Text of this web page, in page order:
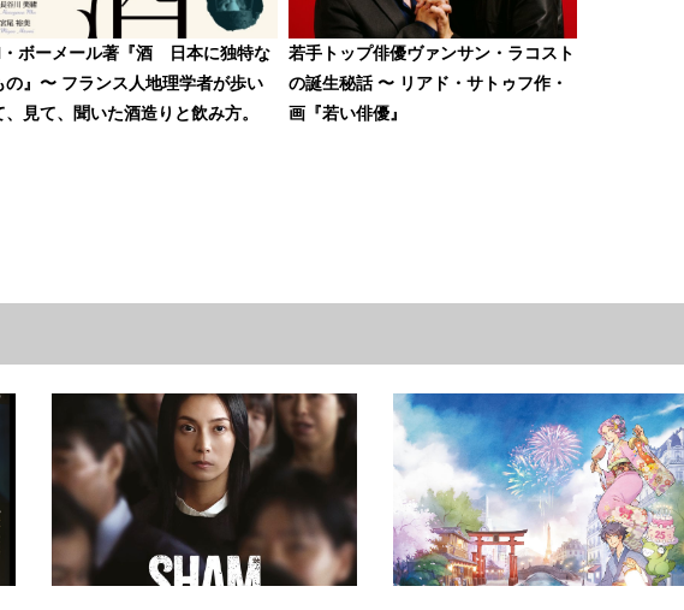
・ボーメール著『酒 日本に独特な
の』〜 フランス人地理学者が歩い
、見て、聞いた酒造りと飲み方。
若手トップ俳優ヴァンサン・ラコスト
の誕生秘話 〜 リアド・サトゥフ作・
画『若い俳優』